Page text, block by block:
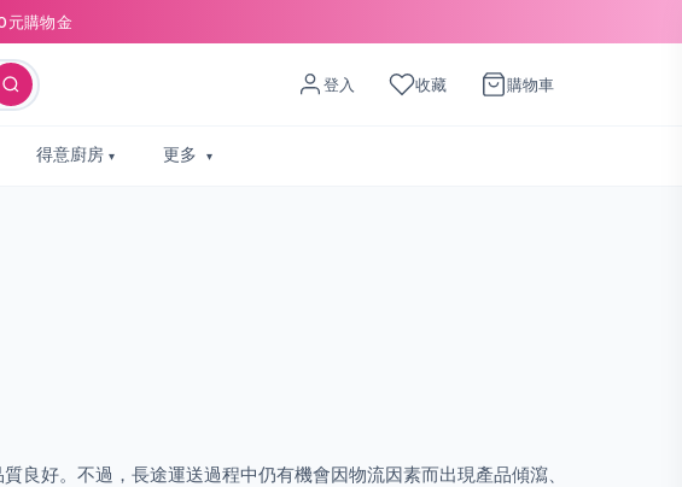
元購物金
登入 收藏 購物車
得意廚房 更多
好。不過，長途運送過程中仍有機會因物流因素而出現產品傾瀉、